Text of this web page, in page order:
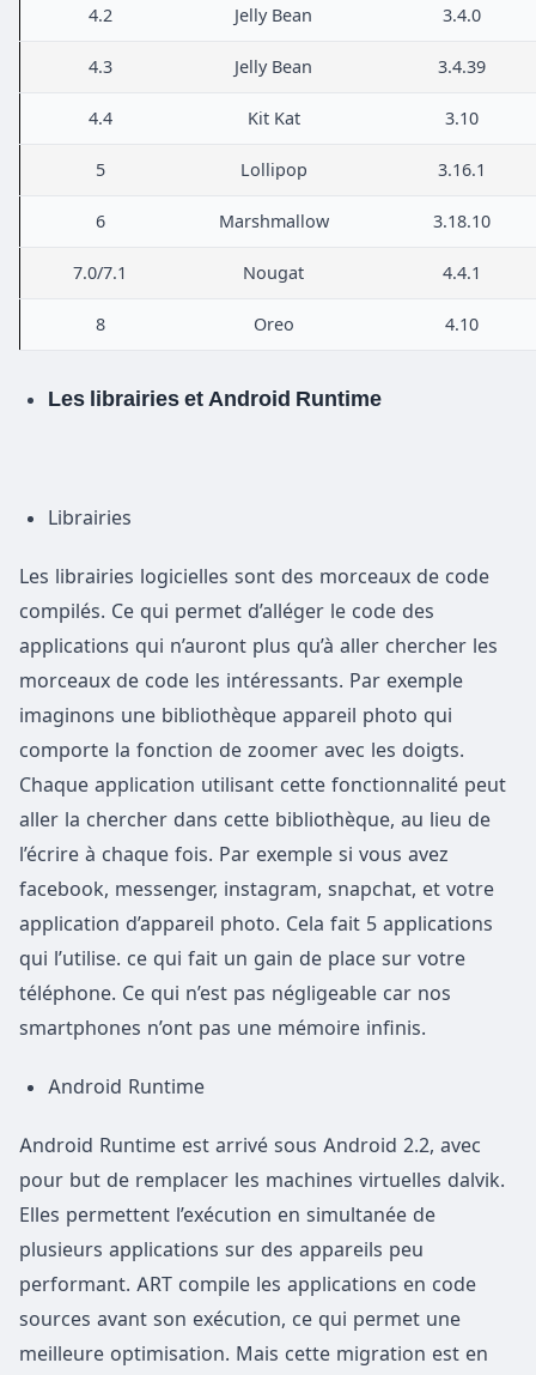
4.2 Jelly Bean 3.4.0
4.3 Jelly Bean 3.4.39
4.4 Kit Kat 3.10
5 Lollipop 3.16.1
6 Marshmallow 3.18.10
7.0/7.1 Nougat 4.4.1
8 Oreo 4.10
Les librairies et Android Runtime
Librairies
Les librairies logicielles sont des morceaux de code
compilés. Ce qui permet d’alléger le code des
applications qui n’auront plus qu’à aller chercher les
morceaux de code les intéressants. Par exemple
imaginons une bibliothèque appareil photo qui
comporte la fonction de zoomer avec les doigts.
Chaque application utilisant cette fonctionnalité peut
aller la chercher dans cette bibliothèque, au lieu de
l’écrire à chaque fois. Par exemple si vous avez
facebook, messenger, instagram, snapchat, et votre
application d’appareil photo. Cela fait 5 applications
qui l’utilise. ce qui fait un gain de place sur votre
téléphone. Ce qui n’est pas négligeable car nos
smartphones n’ont pas une mémoire infinis.
Android Runtime
Android Runtime est arrivé sous Android 2.2, avec
pour but de remplacer les machines virtuelles dalvik.
Elles permettent l’exécution en simultanée de
plusieurs applications sur des appareils peu
performant. ART compile les applications en code
sources avant son exécution, ce qui permet une
meilleure optimisation. Mais cette migration est en